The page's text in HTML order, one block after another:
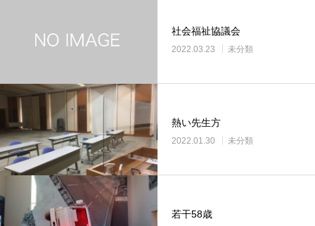
社会福祉協議会
2022.03.23 未分類
熱い先生方
2022.01.30 未分類
若干58歳